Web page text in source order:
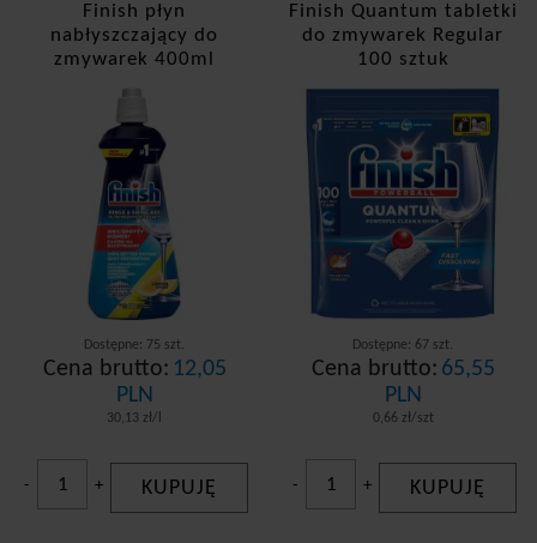
Finish płyn
nabłyszczający do
zmywarek 400ml
Dostępne: 75 szt.
Cena brutto: 12,05
PLN
30,13 zł/l
- + KUPUJĘ
Finish Quantum tabletki
do zmywarek Regular
100 sztuk
Dostępne: 67 szt.
Cena brutto: 65,55
PLN
0,66 zł/szt
- + KUPUJĘ